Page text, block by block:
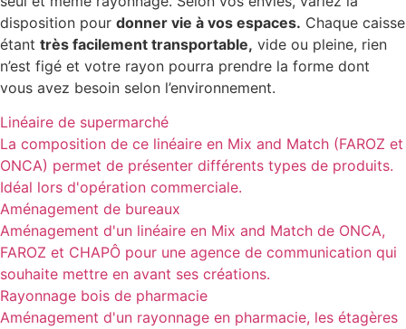
disposition pour donner vie à vos espaces. Chaque caisse
étant très facilement transportable, vide ou pleine, rien
n’est figé et votre rayon pourra prendre la forme dont
vous avez besoin selon l’environnement.
Linéaire de supermarché
La composition de ce linéaire en Mix and Match (FAROZ et
ONCA) permet de présenter différents types de produits.
Idéal lors d'opération commerciale.
Aménagement de bureaux
Aménagement d'un linéaire en Mix and Match de ONCA,
FAROZ et CHAPÔ pour une agence de communication qui
souhaite mettre en avant ses créations.
Rayonnage bois de pharmacie
Aménagement d'un rayonnage en pharmacie, les étagères